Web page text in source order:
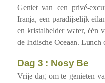
Geniet van een privé-
Iranja, een paradijselijk
en kristalhelder water, één
de Indische Oceaan. Lunch
dag 3 : Nosy Be
Vrije dag om te genieten